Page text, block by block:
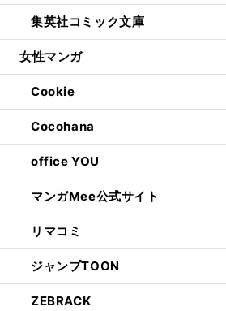
集英社コミック文庫
女性マンガ
Cookie
Cocohana
office YOU
マンガMee公式サイト
リマコミ
ジャンプTOON
ZEBRACK